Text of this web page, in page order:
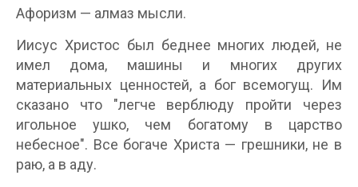
Афоризм — алмаз мысли.
Иисус Христос был беднее многих людей, не
имел дома, машины и многих других
материальных ценностей, а бог всемогущ. Им
сказано что "легче верблюду пройти через
игольное ушко, чем богатому в царство
небесное". Все богаче Христа — грешники, не в
раю, а в аду.